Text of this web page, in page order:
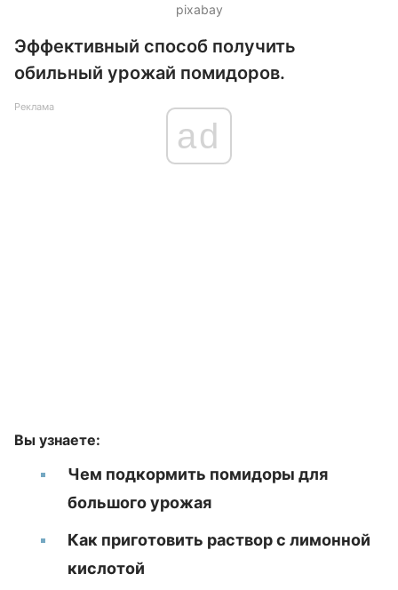
pixabay
Эффективный способ получить
обильный урожай помидоров.
Реклама
ad
Вы узнаете:
Чем подкормить помидоры для
большого урожая
Как приготовить раствор с лимонной
кислотой